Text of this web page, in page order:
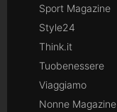
Sport Magazine
Style24
Think.it
Tuobenessere
Viaggiamo
Nonne Magazine